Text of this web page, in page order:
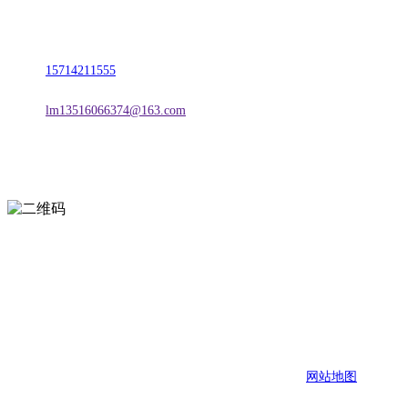
15714211555
lm13516066374@163.com
网站地图